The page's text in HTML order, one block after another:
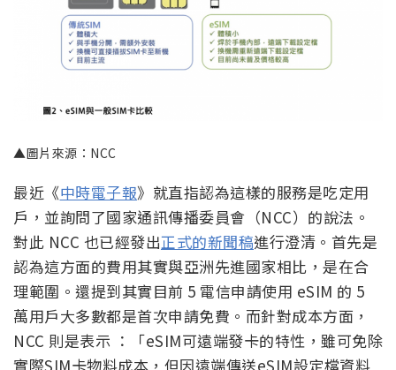
▲圖片來源：NCC
最近《中時電子報》就直指認為這樣的服務是吃定用
戶，並詢問了國家通訊傳播委員會（NCC）的說法。
對此 NCC 也已經發出正式的新聞稿進行澄清。首先是
認為這方面的費用其實與亞洲先進國家相比，是在合
理範圍。還提到其實目前 5 電信申請使用 eSIM 的 5
萬用戶大多數都是首次申請免費。而針對成本方面，
NCC 則是表示 ：「eSIM可遠端發卡的特性，雖可免除
實際SIM卡物料成本，但因遠端傳送eSIM設定檔資料